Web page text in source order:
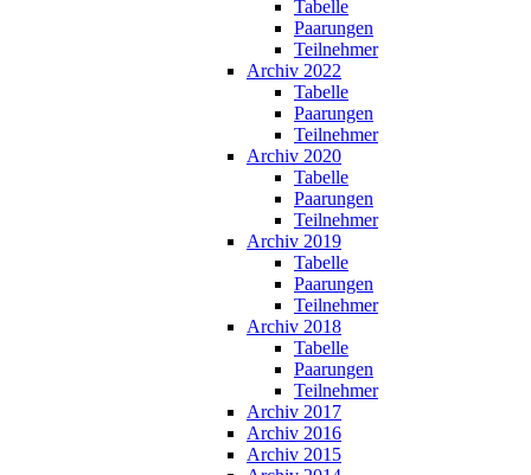
Tabelle
Paarungen
Teilnehmer
Archiv 2022
Tabelle
Paarungen
Teilnehmer
Archiv 2020
Tabelle
Paarungen
Teilnehmer
Archiv 2019
Tabelle
Paarungen
Teilnehmer
Archiv 2018
Tabelle
Paarungen
Teilnehmer
Archiv 2017
Archiv 2016
Archiv 2015